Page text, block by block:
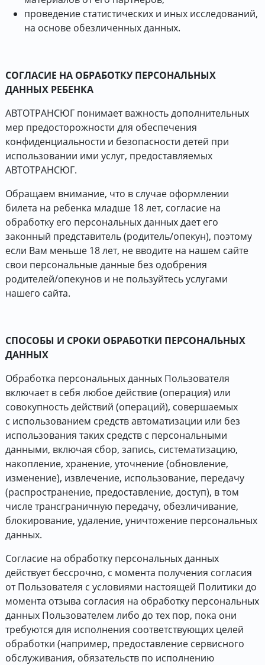
проведение статистических и иных исследований,
на основе обезличенных данных.
СОГЛАСИЕ НА ОБРАБОТКУ ПЕРСОНАЛЬНЫХ
ДАННЫХ РЕБЕНКА
АВТОТРАНСЮГ понимает важность дополнительных
мер предосторожности для обеспечения
конфиденциальности и безопасности детей при
использовании ими услуг, предоставляемых
АВТОТРАНСЮГ.
Обращаем внимание, что в случае оформлении
билета на ребенка младше 18 лет, согласие на
обработку его персональных данных дает его
законный представитель (родитель/опекун), поэтому
если Вам меньше 18 лет, не вводите на нашем сайте
свои персональные данные без одобрения
родителей/опекунов и не пользуйтесь услугами
нашего сайта.
СПОСОБЫ И СРОКИ ОБРАБОТКИ ПЕРСОНАЛЬНЫХ
ДАННЫХ
Обработка персональных данных Пользователя
включает в себя любое действие (операция) или
совокупность действий (операций), совершаемых
с использованием средств автоматизации или без
использования таких средств с персональными
данными, включая сбор, запись, систематизацию,
накопление, хранение, уточнение (обновление,
изменение), извлечение, использование, передачу
(распространение, предоставление, доступ), в том
числе трансграничную передачу, обезличивание,
блокирование, удаление, уничтожение персональных
данных.
Согласие на обработку персональных данных
действует бессрочно, с момента получения согласия
от Пользователя с условиями настоящей Политики до
момента отзыва согласия на обработку персональных
данных Пользователем либо до тех пор, пока они
требуются для исполнения соответствующих целей
обработки (например, предоставление сервисного
обслуживания, обязательств по исполнению